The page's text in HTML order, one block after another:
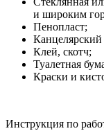
и широким
Пенопласт;
Клей, скотч;
Туалетная
Краски и
Инструкция по